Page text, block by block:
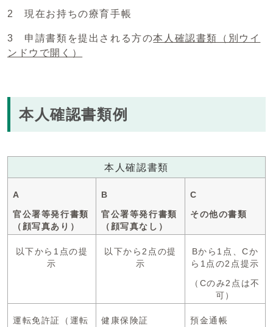
2 現在お持ちの療育手帳
3 申請書類を提出される方の本人確認書類
（別ウイ
ンドウで開く）
本人確認書類例
本人確認書類
A
官公署等発行書類
（顔写真あり）
B
官公署等発行書類
（顔写真なし）
C
その他の書類
以下から1点の提
示
以下から2点の提
示
Bから1点、Cか
ら1点の2点提示
（Cのみ2点は不
可）
運転免許証（運転
健康保険証 預金通帳